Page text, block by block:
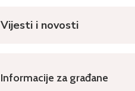
Vijesti i novosti
Informacije za građane